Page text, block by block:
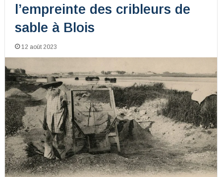
l’empreinte des cribleurs de
sable à Blois
12 août 2023